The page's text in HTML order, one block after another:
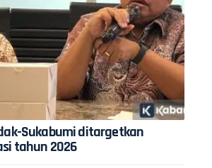
Sukabumi ditargetkan
tahun 2026